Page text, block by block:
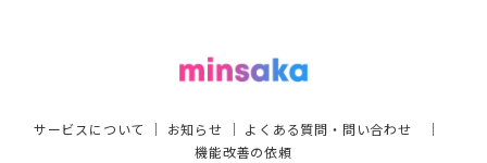
サービスについて ｜ お知らせ ｜ よくある質問・問い合わせ ｜
機能改善の依頼